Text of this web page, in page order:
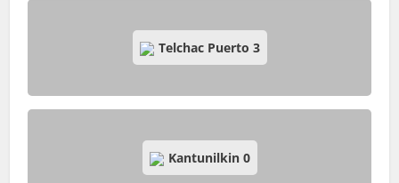
Telchac Puerto 3
Kantunilkin 0